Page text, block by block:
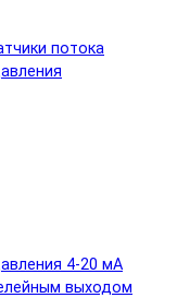
потока
4-20 мА
выходом